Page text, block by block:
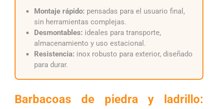
Montaje rápido: pensadas para el usuario final,
sin herramientas complejas.
Desmontables: ideales para transporte,
almacenamiento y uso estacional.
Resistencia: inox robusto para exterior, diseñado
para durar.
Barbacoas de piedra y ladrillo: